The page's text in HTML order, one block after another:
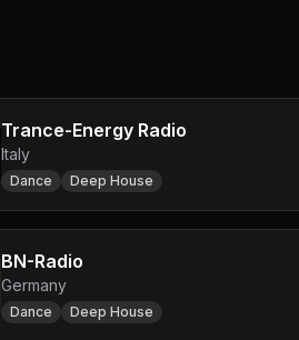
Trance-Energy Radio
Italy
Dance Deep House
BN-Radio
Germany
Dance Deep House